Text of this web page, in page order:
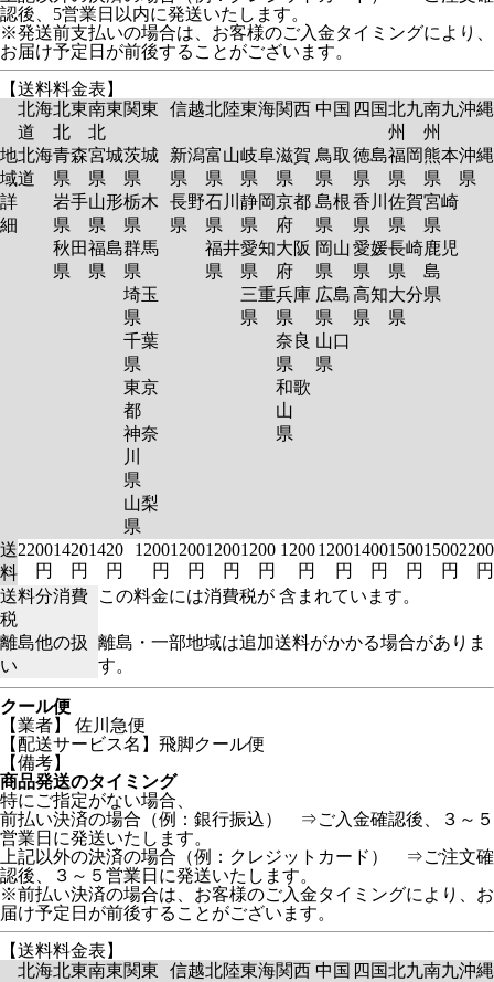
認後、5営業日以内に発送いたします。
※発送前支払いの場合は、お客様のご入金タイミングにより、
お届け予定日が前後することがございます。
【送料料金表】
北海
道
北東
北
南東
北
関東 信越北陸東海関西 中国 四国北九
州
南九
州
沖縄
地
域
詳
細
北海
道
青森
県
岩手
県
秋田
県
宮城
県
山形
県
福島
県
茨城
県
栃木
県
群馬
県
埼玉
県
千葉
県
東京
都
神奈
川
県
山梨
県
新潟
県
長野
県
富山
県
石川
県
福井
県
岐阜
県
静岡
県
愛知
県
三重
県
滋賀
県
京都
府
大阪
府
兵庫
県
奈良
県
和歌
山
県
鳥取
県
島根
県
岡山
県
広島
県
山口
県
徳島
県
香川
県
愛媛
県
高知
県
福岡
県
佐賀
県
長崎
県
大分
県
熊本
県
宮崎
県
鹿児
島
県
沖縄
県
送
料
2200
円
1420
円
1420
円
1200
円
1200
円
1200
円
1200
円
1200
円
1200
円
1400
円
1500
円
1500
円
2200
円
送料分消費
税
この料金には消費税が 含まれています。
離島他の扱
い
離島・一部地域は追加送料がかかる場合がありま
す。
クール便
【業者】 佐川急便
【配送サービス名】飛脚クール便
【備考】
商品発送のタイミング
特にご指定がない場合、
前払い決済の場合（例：銀行振込） ⇒ご入金確認後、３～５
営業日に発送いたします。
上記以外の決済の場合（例：クレジットカード） ⇒ご注文確
認後、３～５営業日に発送いたします。
※前払い決済の場合は、お客様のご入金タイミングにより、お
届け予定日が前後することがございます。
【送料料金表】
北海北東南東関東 信越北陸東海関西 中国 四国北九南九沖縄